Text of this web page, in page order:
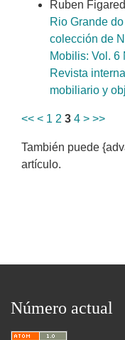
Ruben
Rio Grande
colección de
Mobilis: Vol. 6
Revista
mobiliario y
<< < 1 2 3 4 > >>
También puede
artículo.
Número actual